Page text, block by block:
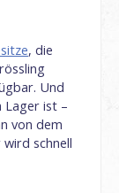
, die
Und
Lager ist –
von dem
schnell